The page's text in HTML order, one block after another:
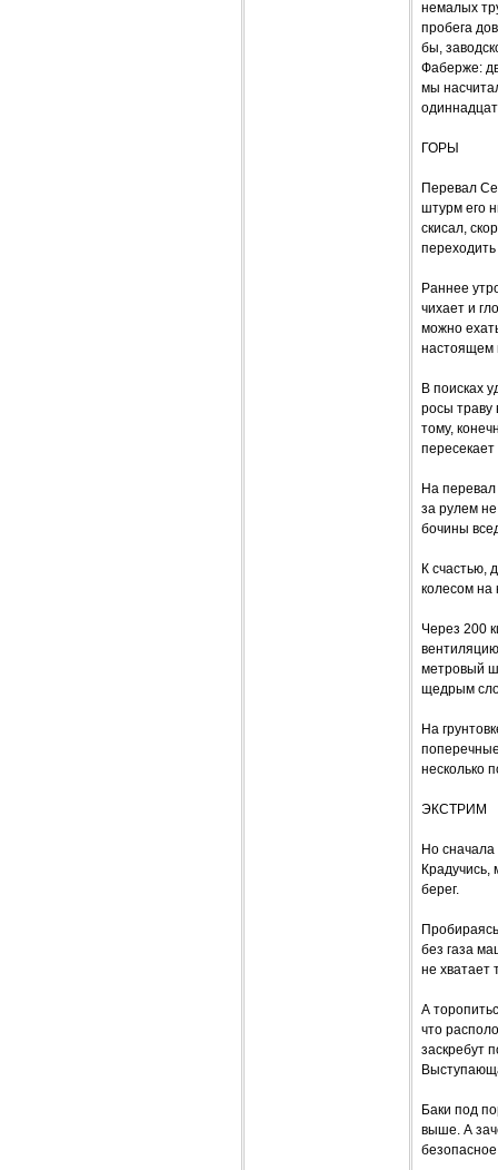
немалых
пробега
бы,
Фаберже:
мы
ГОРЫ
Перевал
штурм его
скисал,
Раннее
чихает и
можно
настоящем
В поисках
росы траву
тому,
На перевал
за рулем
бочины
К счастью,
колесом на
Через 200
метровый
щедрым
На
несколько
ЭКСТРИМ
Но сначала
Крадучись,
берег.
без газа
не хватает
А
что
заскребут
Баки под
выше. А